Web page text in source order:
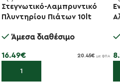
Στεγνωτικό-Λαμπρυντικό
Πλυντηρίου Πιάτων 10lt
Άμεσα διαθέσιμο
16.49€ 20.45€ με ΦΠΑ
Προσθήκη στο καλάθι